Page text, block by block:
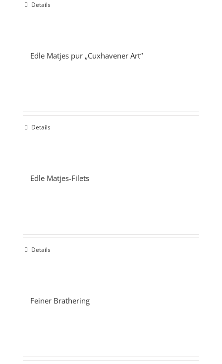
Details
Edle Matjes pur „Cuxhavener Art“
Details
Edle Matjes-Filets
Details
Feiner Brathering